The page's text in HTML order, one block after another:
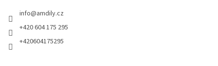
info@amdily.cz
+420 604 175 295
+420604175295